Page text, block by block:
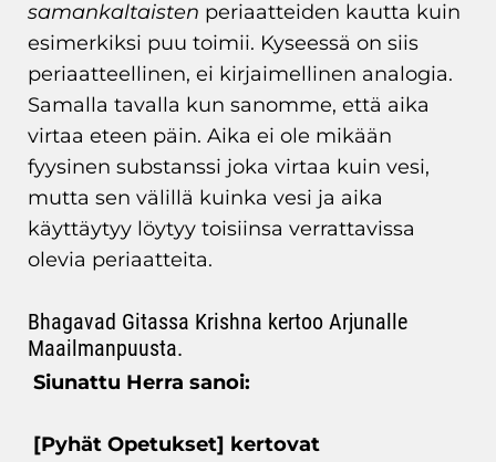
samankaltaisten periaatteiden kautta kuin
esimerkiksi puu toimii. Kyseessä on siis
periaatteellinen, ei kirjaimellinen analogia.
Samalla tavalla kun sanomme, että aika
virtaa eteen päin. Aika ei ole mikään
fyysinen substanssi joka virtaa kuin vesi,
mutta sen välillä kuinka vesi ja aika
käyttäytyy löytyy toisiinsa verrattavissa
olevia periaatteita.
Bhagavad Gitassa Krishna kertoo Arjunalle
Maailmanpuusta.
Siunattu Herra sanoi:
[Pyhät Opetukset] kertovat